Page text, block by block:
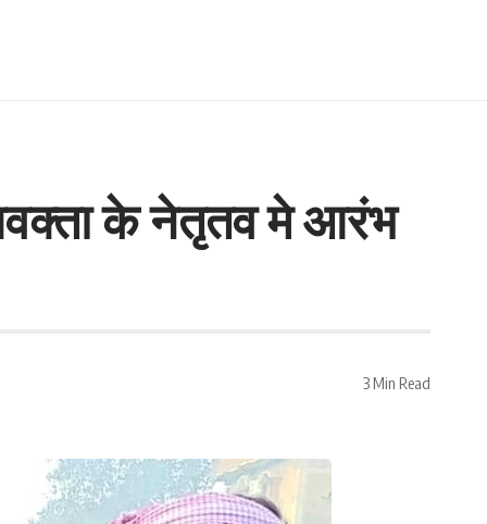
के नेतृतव मे आरंभ
3 Min Read